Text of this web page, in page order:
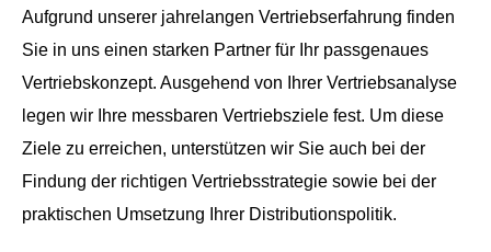
Aufgrund unserer jahrelangen Vertriebserfahrung finden
Sie in uns einen starken Partner für Ihr passgenaues
Vertriebskonzept. Ausgehend von Ihrer Vertriebsanalyse
legen wir Ihre messbaren Vertriebsziele fest. Um diese
Ziele zu erreichen, unterstützen wir Sie auch bei der
Findung der richtigen Vertriebsstrategie sowie bei der
praktischen Umsetzung Ihrer Distributionspolitik.